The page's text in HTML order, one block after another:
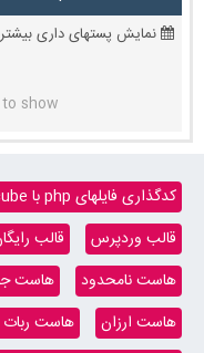
نمایش پستهای داری بیشترین لایک در
show
کدگذاری فایلهای php با ioncube
قالب وردپرس
قالب
هاست نامحدود
هاست
هاست ارزان
هاست ربات